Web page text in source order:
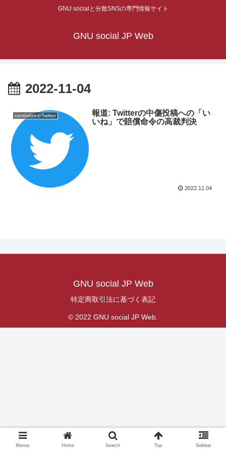
GNU socialと分散SNSの専門情報サイト
GNU social JP Web
2022-11-04
centralized/Twitter
報道: Twitterの中傷投稿への「い
いね」で賠償命令の高裁判決
2022.11.04
GNU social JP Web
特定商取引法に基づく表記
© 2022 GNU social JP Web.
Menus Home Search Top Sidebar